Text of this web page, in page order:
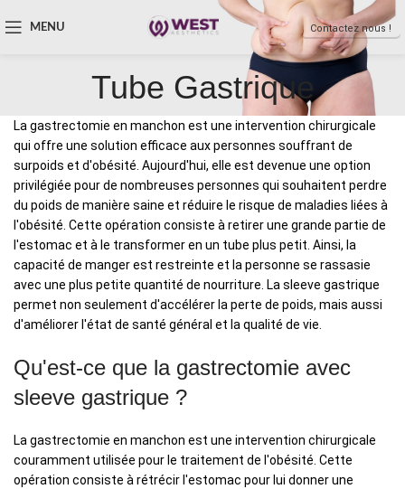
MENU Contactez nous !
Tube Gastrique
La gastrectomie en manchon est une intervention chirurgicale
qui offre une solution efficace aux personnes souffrant de
surpoids et d'obésité. Aujourd'hui, elle est devenue une option
privilégiée pour de nombreuses personnes qui souhaitent perdre
du poids de manière saine et réduire le risque de maladies liées à
l'obésité. Cette opération consiste à retirer une grande partie de
l'estomac et à le transformer en un tube plus petit. Ainsi, la
capacité de manger est restreinte et la personne se rassasie
avec une plus petite quantité de nourriture. La sleeve gastrique
permet non seulement d'accélérer la perte de poids, mais aussi
d'améliorer l'état de santé général et la qualité de vie.
Qu'est-ce que la gastrectomie avec
sleeve gastrique ?
La gastrectomie en manchon est une intervention chirurgicale
couramment utilisée pour le traitement de l'obésité. Cette
opération consiste à rétrécir l'estomac pour lui donner une